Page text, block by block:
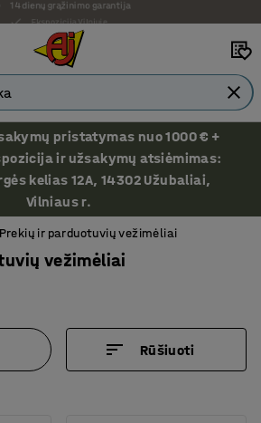
Ekspozicija Vilniuje
pristatymas nuo 1000 € +
ir užsakymų atsiėmimas:
kelias 12A, 14302 Užubaliai,
Vilniaus r.
Prekių ir parduotuvių vežimėliai
vežimėliai
Rūšiuoti